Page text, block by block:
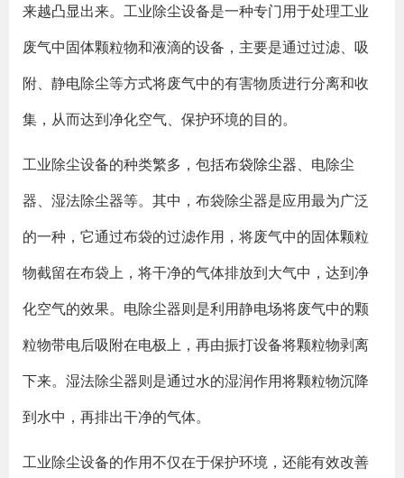
来越凸显出来。工业除尘设备是一种专门用于处理工业
废气中固体颗粒物和液滴的设备，主要是通过过滤、吸
附、静电除尘等方式将废气中的有害物质进行分离和收
集，从而达到净化空气、保护环境的目的。
工业除尘设备的种类繁多，包括布袋除尘器、电除尘
器、湿法除尘器等。其中，布袋除尘器是应用最为广泛
的一种，它通过布袋的过滤作用，将废气中的固体颗粒
物截留在布袋上，将干净的气体排放到大气中，达到净
化空气的效果。电除尘器则是利用静电场将废气中的颗
粒物带电后吸附在电极上，再由振打设备将颗粒物剥离
下来。湿法除尘器则是通过水的湿润作用将颗粒物沉降
到水中，再排出干净的气体。
工业除尘设备的作用不仅在于保护环境，还能有效改善